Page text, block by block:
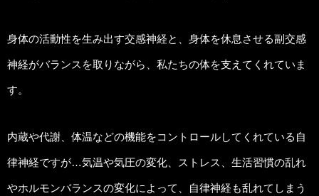
身体の活動性を生み出す交感神経と、身体を休息させる副交感
神経がバランスを取りながら、私たちの体を支えてくれていま
す。
内蔵や代謝、体温などの機能をコントロールしてくれている自
律神経ですが…気温や気圧の変化、ストレス、生活習慣の乱れ
やホルモンバランスの変化によって、自律神経も乱れてしまう